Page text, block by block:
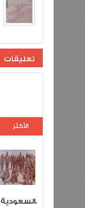
تعليقات
الأكثر
السعودية، والعراق،